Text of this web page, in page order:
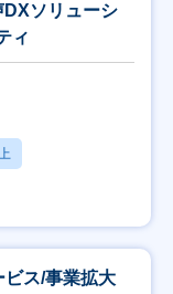
DXソリューシ
ィ
ス/事業拡大